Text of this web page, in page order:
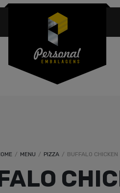
EMAIL ADDRESS*
/ MENU / PIZZA / BUFFALO CHICKEN